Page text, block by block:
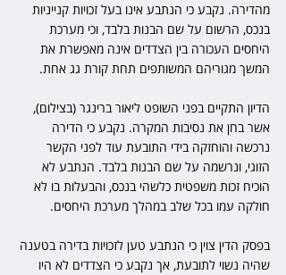
מהדירה. נקבע כי הנתבע אינו בעל זכויות קנייניות
בנכס, הרשום על שם הבנות בלבד, וכי מערכת
היחסים העכורה בין הצדדים אינה מאפשרת את
המשך מגוריהם המשותפים תחת קורת גג אחת.
הדיון התקיים בפני השופט ליאור ברינגר (בצילום),
אשר בחן את נסיבות המקרה. נקבע כי הדירה
נרכשה והוחזקה בידי התובעת עוד לפני הקשר
הזוגי, ונרשמה על שם הבנות בלבד. הנתבע לא
הוכיח זכות משפטית כלשהי בנכס, והבעלות בו לא
חולקה עמו בכל שלב במהלך מערכת היחסים.
בפסק הדין צוין כי הנתבע טען לזכויות בדירה בטענה
שהיה נשוי לתובעת, אך נקבע כי הצדדים לא היו